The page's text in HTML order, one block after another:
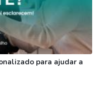
para ajudar a